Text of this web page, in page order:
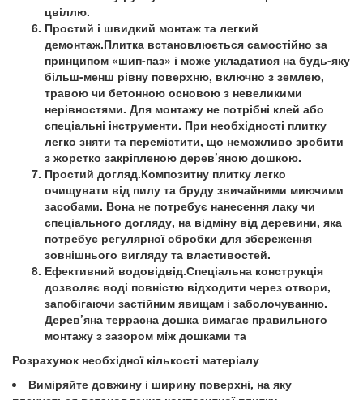
цвіллю.
Простий і швидкий монтаж та легкий
демонтаж.Плитка встановлюється самостійно за
принципом «шип-паз» і може укладатися на будь-яку
більш-менш рівну поверхню, включно з землею,
травою чи бетонною основою з невеликими
нерівностями. Для монтажу не потрібні клей або
спеціальні інструменти. При необхідності плитку
легко зняти та перемістити, що неможливо зробити
з жорстко закріпленою дерев’яною дошкою.
Простий догляд.Композитну плитку легко
очищувати від пилу та бруду звичайними миючими
засобами. Вона не потребує нанесення лаку чи
спеціального догляду, на відміну від деревини, яка
потребує регулярної обробки для збереження
зовнішнього вигляду та властивостей.
Ефективний водовідвід.Спеціальна конструкція
дозволяє воді повністю відходити через отвори,
запобігаючи застійним явищам і заболочуванню.
Дерев’яна террасна дошка вимагає правильного
монтажу з зазором між дошками та
Розрахунок необхідної кількості матеріалу
Виміряйте довжину і ширину поверхні, на яку